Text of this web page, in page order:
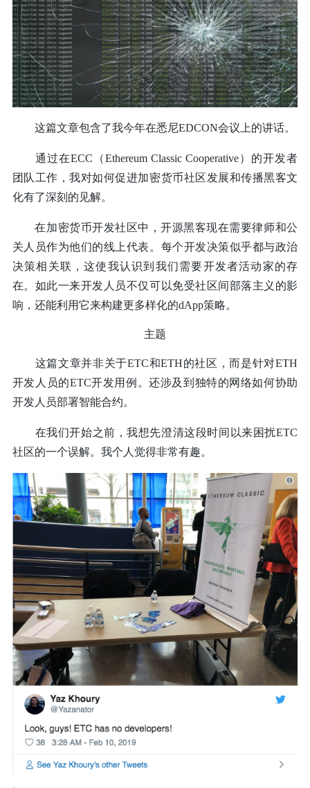
这篇文章包含了我今年在悉尼EDCON会议上的讲话。
通过在ECC（Ethereum Classic Cooperative）的开发者
团队工作，我对如何促进加密货币社区发展和传播黑客文
化有了深刻的见解。
在加密货币开发社区中，开源黑客现在需要律师和公
关人员作为他们的线上代表。每个开发决策似乎都与政治
决策相关联，这使我认识到我们需要开发者活动家的存
在。如此一来开发人员不仅可以免受社区间部落主义的影
响，还能利用它来构建更多样化的dApp策略。
主题
这篇文章并非关于ETC和ETH的社区，而是针对ETH
开发人员的ETC开发用例。还涉及到独特的网络如何协助
开发人员部署智能合约。
在我们开始之前，我想先澄清这段时间以来困扰ETC
社区的一个误解。我个人觉得非常有趣。